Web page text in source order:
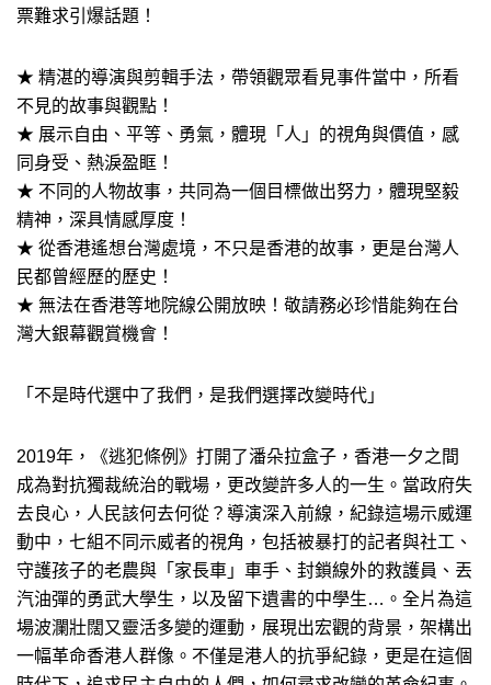
票難求引爆話題！
★ 精湛的導演與剪輯手法，帶領觀眾看見事件當中，所看
不見的故事與觀點！
★ 展示自由、平等、勇氣，體現「人」的視角與價值，感
同身受、熱淚盈眶！
★ 不同的人物故事，共同為一個目標做出努力，體現堅毅
精神，深具情感厚度！
★ 從香港遙想台灣處境，不只是香港的故事，更是台灣人
民都曾經歷的歷史！
★ 無法在香港等地院線公開放映！敬請務必珍惜能夠在台
灣大銀幕觀賞機會！
「不是時代選中了我們，是我們選擇改變時代」
2019年，《逃犯條例》打開了潘朵拉盒子，香港一夕之間
成為對抗獨裁統治的戰場，更改變許多人的一生。當政府失
去良心，人民該何去何從？導演深入前線，紀錄這場示威運
動中，七組不同示威者的視角，包括被暴打的記者與社工、
守護孩子的老農與「家長車」車手、封鎖線外的救護員、丟
汽油彈的勇武大學生，以及留下遺書的中學生…。全片為這
場波瀾壯闊又靈活多變的運動，展現出宏觀的背景，架構出
一幅革命香港人群像。不僅是港人的抗爭紀錄，更是在這個